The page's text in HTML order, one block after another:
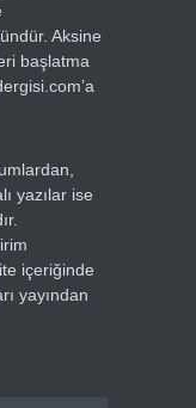
Aksine
başlatma
yazılar ise
içeriğinde
yayından